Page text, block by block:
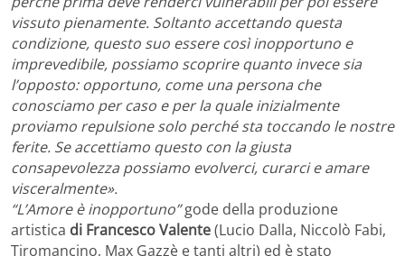
vissuto pienamente. Soltanto accettando questa
condizione, questo suo essere così inopportuno e
imprevedibile, possiamo scoprire quanto invece sia
l’opposto: opportuno, come una persona che
conosciamo per caso e per la quale inizialmente
proviamo repulsione solo perché sta toccando le nostre
ferite. Se accettiamo questo con la giusta
consapevolezza possiamo evolverci, curarci e amare
visceralmente».
“L’Amore è inopportuno”gode della produzione
artistica di Francesco Valente(Lucio Dalla, Niccolò Fabi,
Tiromancino, Max Gazzè e tanti altri) ed è stato